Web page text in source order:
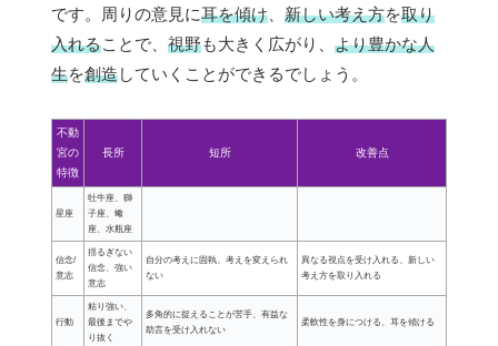
です。周りの意見に耳を傾け 新しい考え方を取り
入れることで、 視野も大きく広がり、 より豊かな人
生を創造していくことができるでしょう。
不動
宮の
特徴
長所 短所 改善点
星座
牡牛座、獅
子座、蠍
座、水瓶座
信念/
意志
揺るぎない
信念、強い
意志
自分の考えに固執、考えを変えられ
ない
異なる視点を受け入れる、新しい
考え方を取り入れる
行動
粘り強い、
最後までや
り抜く
多角的に捉えることが苦手、有益な
助言を受け入れない
柔軟性を身につける、耳を傾ける